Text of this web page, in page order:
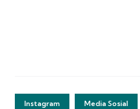
Instagram Media Sosial